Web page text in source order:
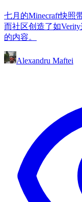
七月的Minecraft快照
而社区创造了如
的内容。
Alexandru Maftei